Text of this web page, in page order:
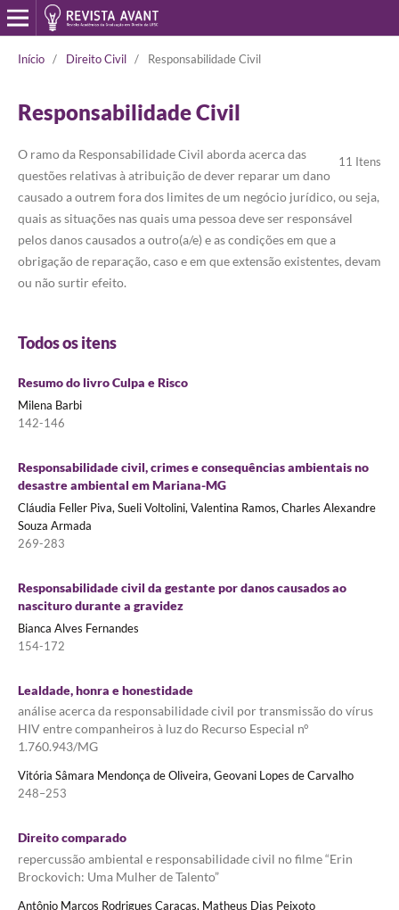
Início / Direito Civil / Responsabilidade Civil
Responsabilidade Civil
11 Itens
O ramo da Responsabilidade Civil aborda acerca das
questões relativas à atribuição de dever reparar um dano
causado a outrem fora dos limites de um negócio jurídico, ou seja,
quais as situações nas quais uma pessoa deve ser responsável
pelos danos causados a outro(a/e) e as condições em que a
obrigação de reparação, caso e em que extensão existentes, devam
ou não surtir efeito.
Todos os itens
Resumo do livro Culpa e Risco
Milena Barbi
142-146
Responsabilidade civil, crimes e consequências ambientais no
desastre ambiental em Mariana-MG
Cláudia Feller Piva, Sueli Voltolini, Valentina Ramos, Charles Alexandre
Souza Armada
269-283
Responsabilidade civil da gestante por danos causados ao
nascituro durante a gravidez
Bianca Alves Fernandes
154-172
Lealdade, honra e honestidade
análise acerca da responsabilidade civil por transmissão do vírus
HIV entre companheiros à luz do Recurso Especial n°
1.760.943/MG
Vitória Sâmara Mendonça de Oliveira, Geovani Lopes de Carvalho
248–253
Direito comparado
repercussão ambiental e responsabilidade civil no filme “Erin
Brockovich: Uma Mulher de Talento”
Antônio Marcos Rodrigues Caracas, Matheus Dias Peixoto